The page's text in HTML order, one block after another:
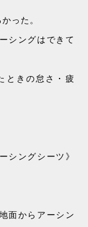
った。
シングはできて
ときの怠さ・疲
シングシーツ》
面からアーシン